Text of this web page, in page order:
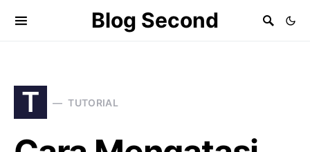
Blog Second
T TUTORIAL